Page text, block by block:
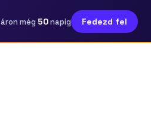
még 50napig Fedezd fel